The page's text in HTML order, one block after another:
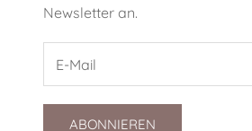
Newsletter an.
ABONNIEREN